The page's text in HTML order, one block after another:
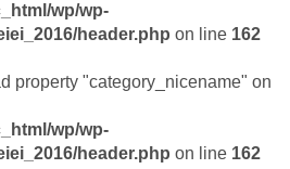
wp/wp-
header.php on line 162
wp/wp-
header.php on line 162